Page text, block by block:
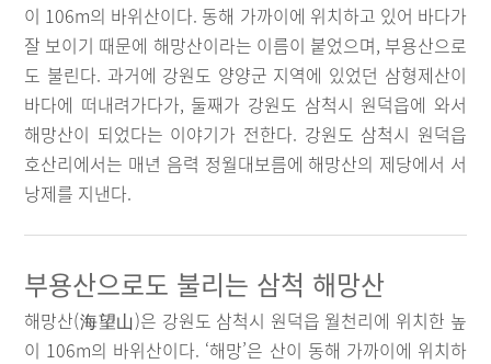
이 106m의 바위산이다. 동해 가까이에 위치하고 있어 바다가
잘 보이기 때문에 해망산이라는 이름이 붙었으며, 부용산으로
도 불린다. 과거에 강원도 양양군 지역에 있었던 삼형제산이
바다에 떠내려가다가, 둘째가 강원도 삼척시 원덕읍에 와서
해망산이 되었다는 이야기가 전한다. 강원도 삼척시 원덕읍
호산리에서는 매년 음력 정월대보름에 해망산의 제당에서 서
낭제를 지낸다.
부용산으로도 불리는 삼척 해망산
해망산(海望山)은 강원도 삼척시 원덕읍 월천리에 위치한 높
이 106m의 바위산이다. ‘해망’은 산이 동해 가까이에 위치하